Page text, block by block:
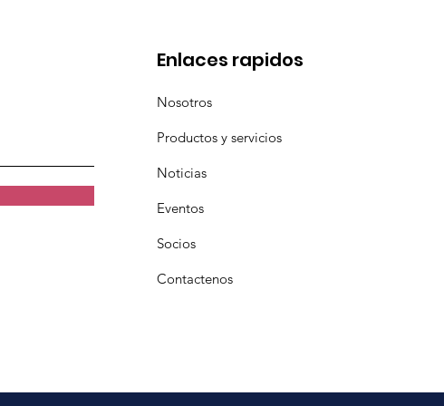
Enlaces rapidos
Nosotros
Productos y servicios
Noticias
Eventos
Socios
Contactenos